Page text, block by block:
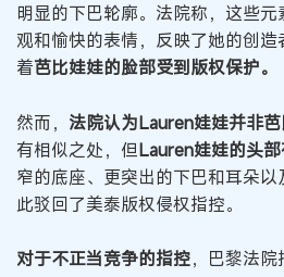
明显的下巴轮廓。法院称，这些
观和愉快的表情，反映了她的创
着芭比娃娃的脸部受到版权保护。
然而， 法院认为Lauren娃娃并非
有相似之处，但Lauren娃娃的头
窄的底座、更突出的下巴和耳朵
此驳回了美泰版权侵权指控。
对于不正当竞争的指控，巴黎法